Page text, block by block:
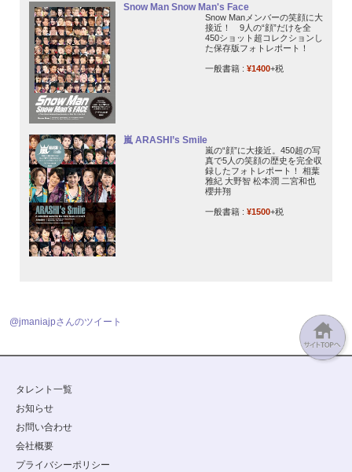
Snow Man Snow Man's Face
Snow Manメンバーの笑顔に大
接近！ 9人の“顔”だけを全
450ショット超コレクションし
た保存版フォトレポート！
一般書籍 : ¥1400+税
嵐 ARASHI’s Smile
嵐の“顔”に大接近。450超の写
真で5人の笑顔の歴史を完全収
録したフォトレポート！ 相葉
雅紀 大野智 松本潤 二宮和也
櫻井翔
一般書籍 : ¥1500+税
@jmaniajpさんのツイート
タレント一覧
お知らせ
お問い合わせ
会社概要
プライバシーポリシー